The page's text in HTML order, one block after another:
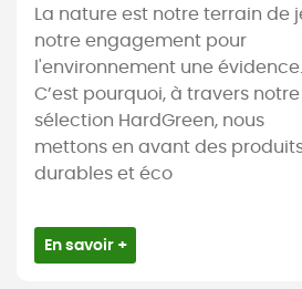
La nature est notre terrain de
notre engagement pour
l'environnement une évidence.
C’est pourquoi, à travers notre
sélection HardGreen, nous
mettons en avant des
durables et éco
En savoir +